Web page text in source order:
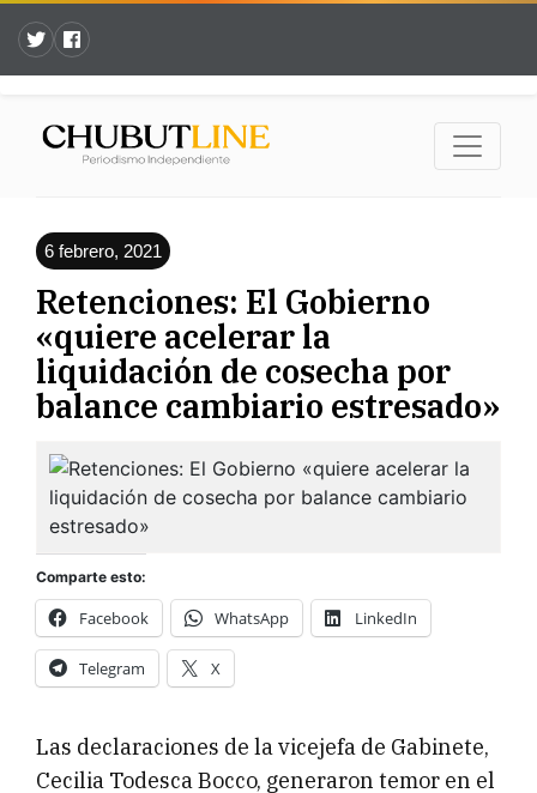
6 febrero, 2021
Retenciones: El Gobierno
«quiere acelerar la
liquidación de cosecha por
balance cambiario estresado»
Comparte esto:
Facebook WhatsApp LinkedIn
Telegram X
Las declaraciones de la vicejefa de Gabinete,
Cecilia Todesca Bocco, generaron temor en el